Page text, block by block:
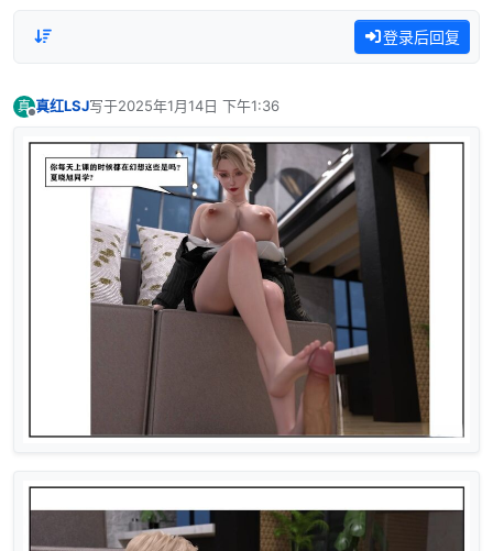
登录后回复
真 真红LSJ写于2025年1月14日 下午1:36
最后由 编辑